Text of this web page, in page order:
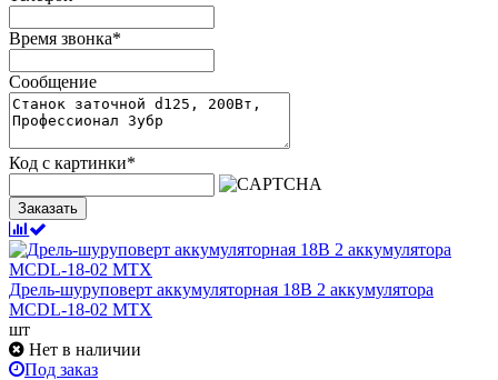
Время звонка*
Сообщение
Код с картинки*
Заказать
Дрель-шуруповерт аккумуляторная 18В 2 аккумулятора
MCDL-18-02 MTX
шт
Нет в наличии
Под заказ